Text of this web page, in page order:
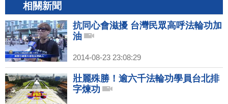
相關新聞
抗同心會滋擾 台灣民眾高呼法輪功加
油
2014-08-23 23:08:29
壯麗殊勝！逾六千法輪功學員台北排
字煉功